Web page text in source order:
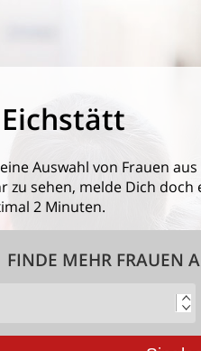
Auswahl von Frauen
zu sehen, melde Dich
2 Minuten.
FINDE MEHR FRAUEN